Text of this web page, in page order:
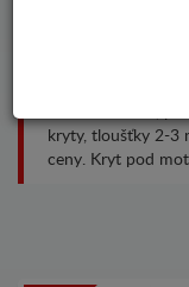
kryty, tloušťky 2-3
ceny. Kryt pod